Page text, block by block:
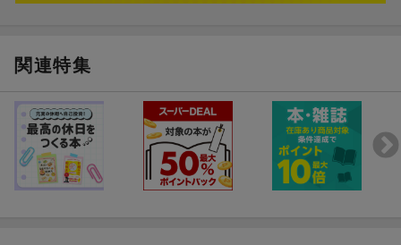
関連特集